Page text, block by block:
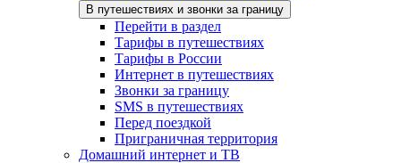
В путешествиях и звонки за границу
Перейти в раздел
Тарифы в путешествиях
Тарифы в России
Интернет в путешествиях
Звонки за границу
SMS в путешествиях
Перед поездкой
Приграничная территория
Домашний интернет и ТВ